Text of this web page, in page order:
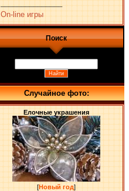
On-line игры
Поиск
Случайное фото:
Елочные украшения
[Новый год]